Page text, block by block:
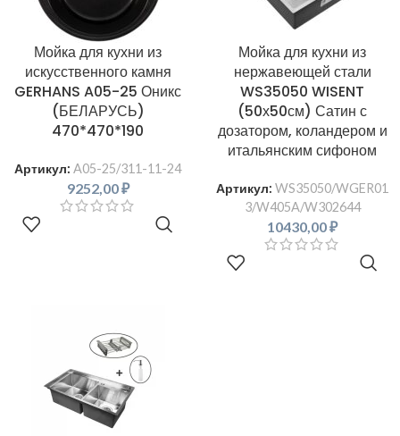
Мойка для кухни из
искусственного камня
GERHANS A05-25 Оникс
(БЕЛАРУСЬ)
470*470*190
Артикул: A05-25/311-11-24
9252,00₽
Мойка для кухни из
нержавеющей стали
WS35050 WISENT
(50х50см) Сатин с
дозатором, коландером и
итальянским сифоном
Артикул: WS35050/WGER01
3/W405A/W302644
10430,00₽